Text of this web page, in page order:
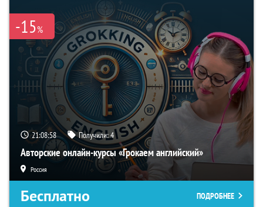
-15%
21:08:58 Получили:4
Авторские онлайн-курсы «Грокаем английский»
Россия
Бесплатно ПОДРОБНЕЕ